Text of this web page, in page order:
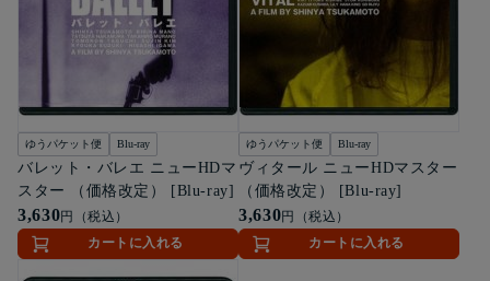
ゆうパケット便 Blu-ray
バレット・バレエ ニューHDマ
スター （価格改定） [Blu-ray]
3,630円（税込）
カートに入れる
ゆうパケット便 Blu-ray
ヴィタール ニューHDマスター
（価格改定） [Blu-ray]
3,630円（税込）
カートに入れる